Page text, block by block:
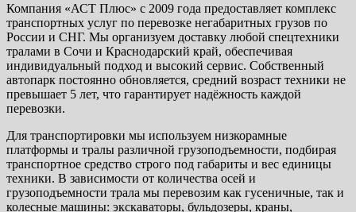
Компания «АСТ Плюс» с 2009 года предоставляет комплекс
транспортных услуг по перевозке негабаритных грузов по
России и СНГ. Мы организуем доставку любой спецтехники
тралами в Сочи и Краснодарский край, обеспечивая
индивидуальный подход и высокий сервис. Собственный
автопарк постоянно обновляется, средний возраст техники не
превышает 5 лет, что гарантирует надёжность каждой
перевозки.
Для транспортировки мы используем низкорамные
платформы и тралы различной грузоподъемности, подбирая
транспортное средство строго под габариты и вес единицы
техники. В зависимости от количества осей и
грузоподъемности трала мы перевозим как гусеничные, так и
колесные машины: экскаваторы, бульдозеры, краны,